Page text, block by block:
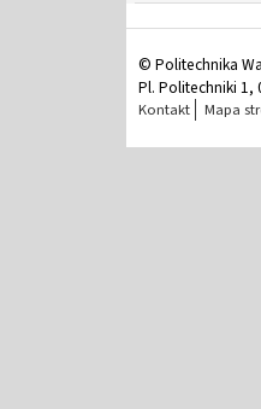
© Politechnika
Pl. Politechniki 1,
Kontakt Mapa